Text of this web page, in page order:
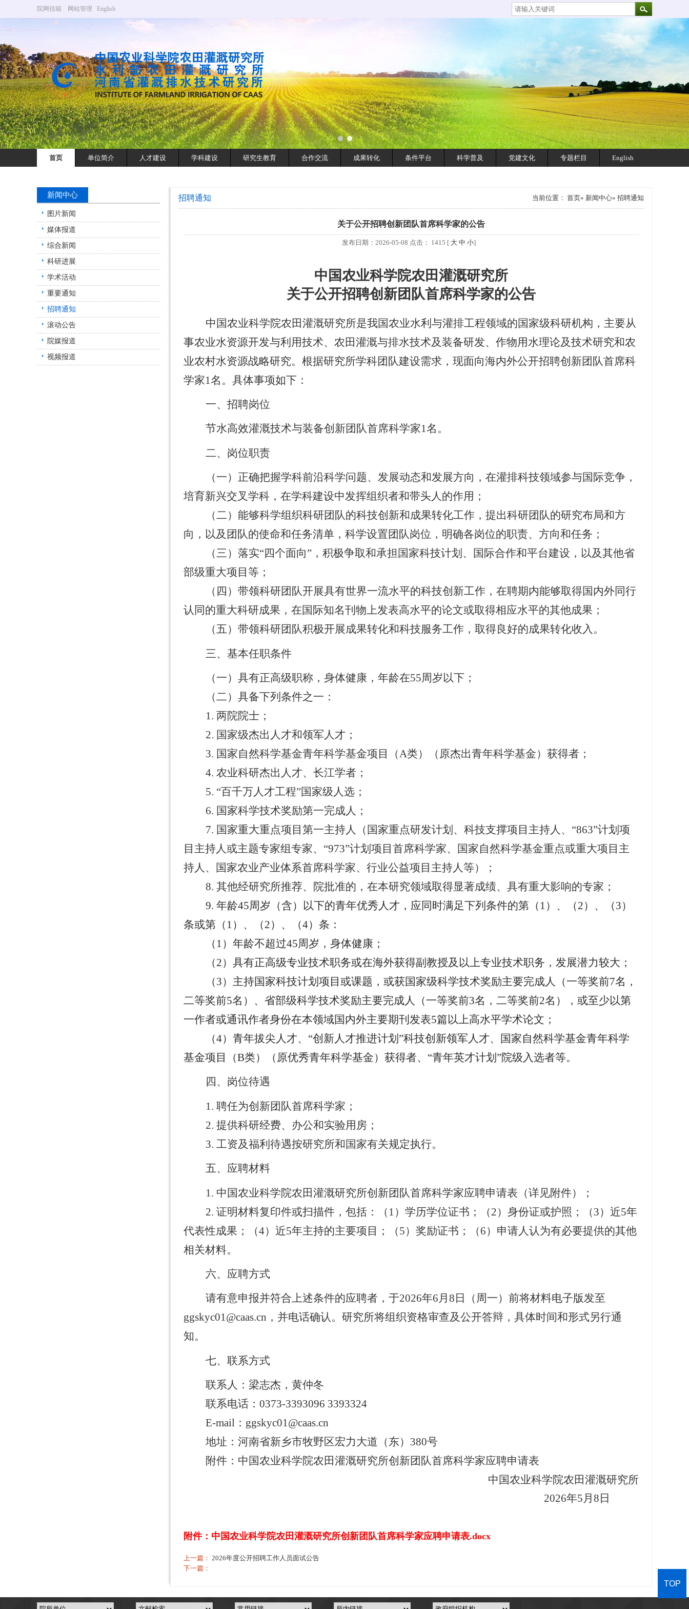
院网信箱 网站管理 English
首页 单位简介 人才建设 学科建设 研究生教育 合作交流 成果转化 条件平台 科学普及 党建文化 专题栏目 English
新闻中心
图片新闻
媒体报道
综合新闻
科研进展
学术活动
重要通知
招聘通知
滚动公告
院媒报道
视频报道
当前位置： 首页» 新闻中心» 招聘通知
招聘通知
关于公开招聘创新团队首席科学家的公告
发布日期：2026-05-08 点击： 1415 [ 大 中 小]
中国农业科学院农田灌溉研究所
关于公开招聘创新团队首席科学家的公告
中国农业科学院农田灌溉研究所是我国农业水利与灌排工程领域的国家级科研机构，主要从
事农业水资源开发与利用技术、农田灌溉与排水技术及装备研发、作物用水理论及技术研究和农
业农村水资源战略研究。根据研究所学科团队建设需求，现面向海内外公开招聘创新团队首席科
学家1名。具体事项如下：
一、招聘岗位
节水高效灌溉技术与装备创新团队首席科学家1名。
二、岗位职责
（一）正确把握学科前沿科学问题、发展动态和发展方向，在灌排科技领域参与国际竞争，
培育新兴交叉学科，在学科建设中发挥组织者和带头人的作用；
（二）能够科学组织科研团队的科技创新和成果转化工作，提出科研团队的研究布局和方
向，以及团队的使命和任务清单，科学设置团队岗位，明确各岗位的职责、方向和任务；
（三）落实“四个面向”，积极争取和承担国家科技计划、国际合作和平台建设，以及其他省
部级重大项目等；
（四）带领科研团队开展具有世界一流水平的科技创新工作，在聘期内能够取得国内外同行
认同的重大科研成果，在国际知名刊物上发表高水平的论文或取得相应水平的其他成果；
（五）带领科研团队积极开展成果转化和科技服务工作，取得良好的成果转化收入。
三、基本任职条件
（一）具有正高级职称，身体健康，年龄在55周岁以下；
（二）具备下列条件之一：
1. 两院院士；
2. 国家级杰出人才和领军人才；
3. 国家自然科学基金青年科学基金项目（A类）（原杰出青年科学基金）获得者；
4. 农业科研杰出人才、长江学者；
5. “百千万人才工程”国家级人选；
6. 国家科学技术奖励第一完成人；
7. 国家重大重点项目第一主持人（国家重点研发计划、科技支撑项目主持人、 “863”计划项
目主持人或主题专家组专家、 “973”计划项目首席科学家、国家自然科学基金重点或重大项目主
持人、国家农业产业体系首席科学家、行业公益项目主持人等）；
8. 其他经研究所推荐、院批准的，在本研究领域取得显著成绩、具有重大影响的专家；
9. 年龄45周岁（含）以下的青年优秀人才，应同时满足下列条件的第（ 1）、（2）、（3）
条或第（ 1）、（2）、（4）条：
（ 1）年龄不超过45周岁，身体健康；
（2）具有正高级专业技术职务或在海外获得副教授及以上专业技术职务，发展潜力较大；
（3）主持国家科技计划项目或课题，或获国家级科学技术奖励主要完成人（一等奖前7名，
二等奖前5名）、省部级科学技术奖励主要完成人（一等奖前3名，二等奖前2名），或至少以第
一作者或通讯作者身份在本领域国内外主要期刊发表5篇以上高水平学术论文；
（4）青年拔尖人才、 “创新人才推进计划 ”科技创新领军人才、国家自然科学基金青年科学
基金项目（B类）（原优秀青年科学基金）获得者、 “青年英才计划 ”院级入选者等。
四、岗位待遇
1. 聘任为创新团队首席科学家；
2. 提供科研经费、办公和实验用房；
3. 工资及福利待遇按研究所和国家有关规定执行。
五、应聘材料
1. 中国农业科学院农田灌溉研究所创新团队首席科学家应聘申请表（详见附件）；
2. 证明材料复印件或扫描件，包括：（ 1 ）学历学位证书；（2）身份证或护照；（3）近5年
代表性成果；（4）近5年主持的主要项目；（5）奖励证书；（6）申请人认为有必要提供的其他
相关材料。
六、应聘方式
请有意申报并符合上述条件的应聘者，于2026年6月 8 日（周一）前将材料电子版发至
ggskyc01@caas.cn ，并电话确认。研究所将组织资格审查及公开答辩，具体时间和形式另行通
知。
七、联系方式
联系人：梁志杰，黄仲冬
联系电话： 0373-3393096 3393324
E-mail： ggskyc01@caas.cn
地址：河南省新乡市牧野区宏力大道（东） 380号
附件：中国农业科学院农田灌溉研究所创新团队首席科学家应聘申请表
中国农业科学院农田灌溉研究所
2026年5月 8 日
附件：中国农业科学院农田灌溉研究所创新团队首席科学家应聘申请表.docx
上一篇： 2026年度公开招聘工作人员面试公告
下一篇：
TOP